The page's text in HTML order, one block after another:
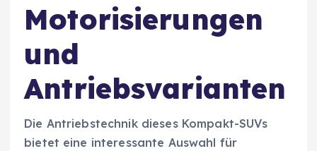
Motorisierungen
und
Antriebsvarianten
Die Antriebstechnik dieses Kompakt-SUVs
bietet eine interessante Auswahl für